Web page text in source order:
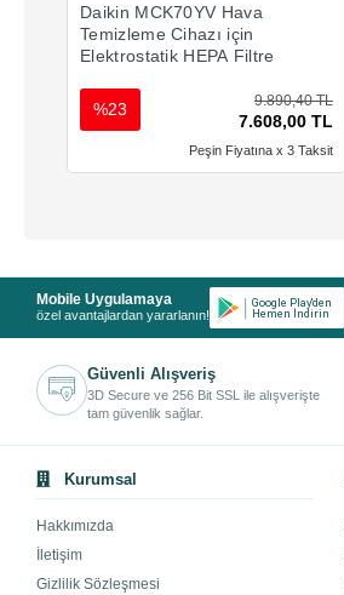
Daikin MCK70YV Hava
Temizleme Cihazı için
Elektrostatik HEPA Filtre
9.890,40 TL
7.608,00 TL
%23
Peşin Fiyatına x 3 Taksit
Mobile Uygulamaya
özel avantajlardan yararlanın!
Güvenli Alışveriş
3D Secure ve 256 Bit SSL ile alışverişte
tam güvenlik sağlar.
Kurumsal
Hakkımızda
İletişim
Gizlilik Sözleşmesi